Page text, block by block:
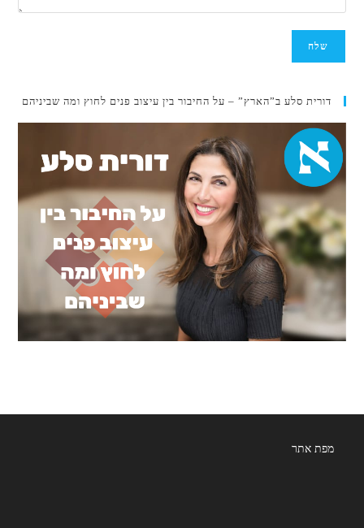
דורית סלע ב”הארץ” – על החיבור בין עיצוב פנים לחוץ ומה שביניהם
מפת אתר